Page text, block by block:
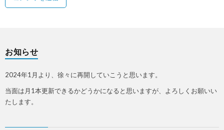
お知らせ
2024年1月より、徐々に再開していこうと思います。
当面は月1本更新できるかどうかになると思いますが、よろしくお願いい
たします。